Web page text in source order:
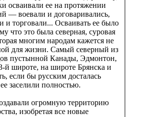
осваивали ее на протяжении
— воевали и договаривались,
и торговали... Осваивать ее было
что это была северная, суровая
многим народам кажется не
для жизни. Самый северный из
пустынной Канады, Эдмонтон,
й широте, на широте Брянска и
если бы русским досталась
заселили полностью.
огромную территорию
изобретая все новые